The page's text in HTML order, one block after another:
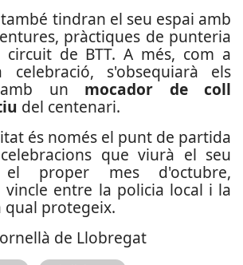
tindran el seu espai amb
pràctiques de punteria
de BTT. A més, com a
s'obsequiarà els
amb un mocador de coll
del centenari.
és només el punt de partida
que viurà el seu
proper mes d'octubre,
vincle entre la policia local i la
qual protegeix.
de Llobregat